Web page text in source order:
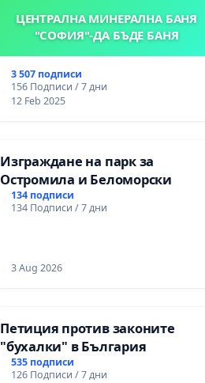
ЦЕНТРАЛНА МИНЕРАЛНА БАНЯ
"СОФИЯ"-ДА БЪДЕ БАНЯ
3 507 подписи
156 Подписи / 7 дни
12 Feb 2025
Изграждане на парк за
Остромила и Беломорски
134 подписи
134 Подписи / 7 дни
3 Aug 2026
Петиция против законите
"бухалки" в България
535 подписи
126 Подписи / 7 дни